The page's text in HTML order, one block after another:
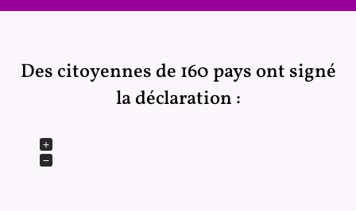
Des citoyennes de 160 pays ont signé
la déclaration :
+
−